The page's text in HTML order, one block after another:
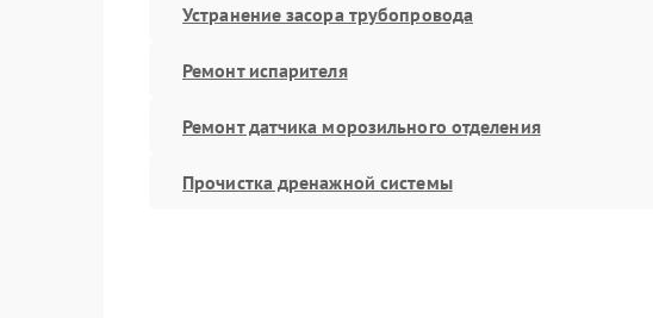
Устранение засора трубопровода
Ремонт испарителя
Ремонт датчика морозильного отделения
Прочистка дренажной системы